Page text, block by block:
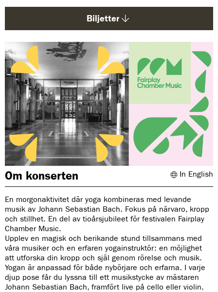
d
Biljetter
Om konserten In English
En morgonaktivitet där yoga kombineras med levande
musik av Johann Sebastian Bach. Fokus på närvaro, kropp
och stillhet. En del av tioårsjubileet för festivalen Fairplay
Chamber Music.
Upplev en magisk och berikande stund tillsammans med
våra musiker och en erfaren yogainstruktör: en möjlighet
att utforska din kropp och själ genom rörelse och musik.
Yogan är anpassad för både nybörjare och erfarna. I varje
djup pose får du lyssna till ett musikstycke av mästaren
Johann Sebastian Bach, framfört live på cello eller violin.